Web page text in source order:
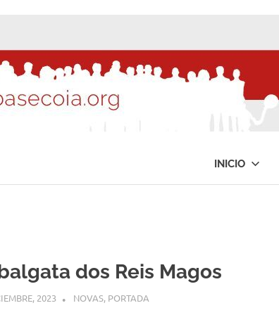
INICIO
dos Reis Magos
2023 COMUNIDADE
NOVAS, PORTADA